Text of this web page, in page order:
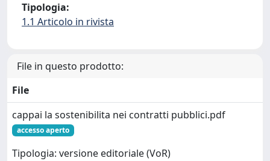
Tipologia:
1.1 Articolo in rivista
File in questo prodotto:
File
cappai la sostenibilita nei contratti pubblici.pdf
accesso aperto
Tipologia: versione editoriale (VoR)